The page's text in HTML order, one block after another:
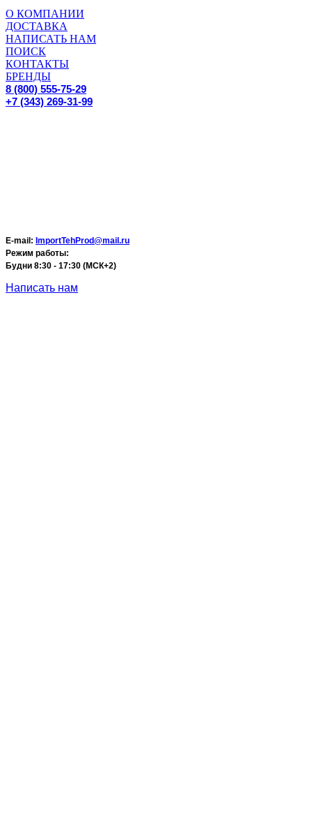
О КОМПАНИИ
ДОСТАВКА
НАПИСАТЬ НАМ
ПОИСК
КОНТАКТЫ
БРЕНДЫ
8 (800) 555-75-29
+7 (343) 269-31-99
E-mail: ImportTehProd@mail.ru
Режим работы:
Будни 8:30 - 17:30 (МСК+2)
Написать нам